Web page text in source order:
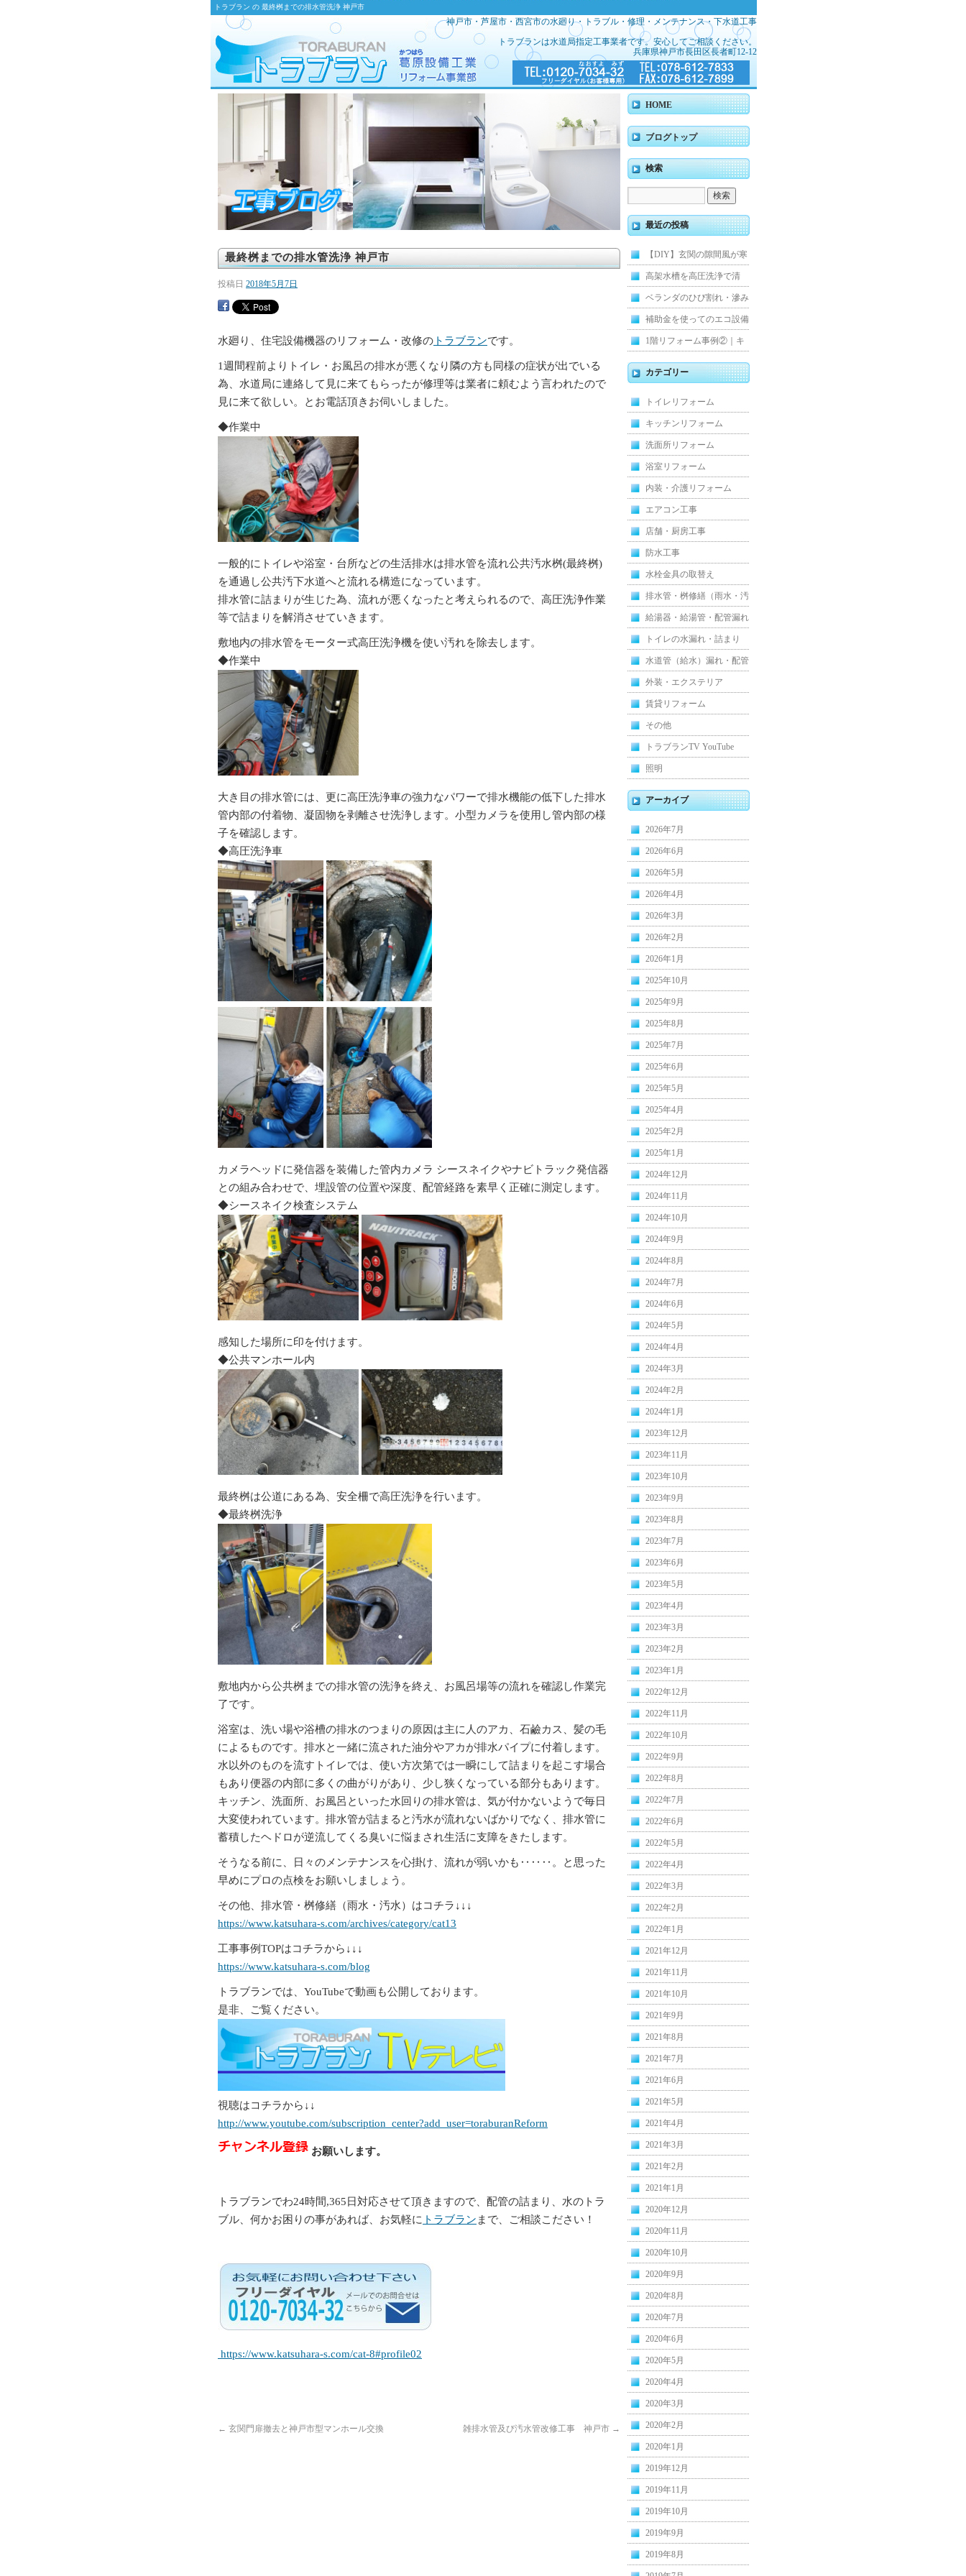
トラブラン の 最終桝までの排水管洗浄 神戸市
神戸市・芦屋市・西宮市の水廻り・トラブル・修理・メンテナンス・下水道工事
トラブランは水道局指定工事業者です。安心してご相談ください。
兵庫県神戸市長田区長者町12-12
最終桝までの排水管洗浄 神戸市
投稿日 2018年5月7日
水廻り、住宅設備機器のリフォーム・改修の トラブランです。
1週間程前よりトイレ・お風呂の排水が悪くなり隣の方も同様の症状が出でいる
為、水道局に連絡して見に来てもらったが修理等は業者に頼むよう言われたので
見に来て欲しい。とお電話頂きお伺いしました。
◆作業中
一般的にトイレや浴室・台所などの生活排水は排水管を流れ公共汚水桝(最終桝)
を通過し公共汚下水道へと流れる構造になっています。
排水管に詰まりが生じた為、流れが悪くなったと考えられるので、高圧洗浄作業
等で詰まりを解消させていきます。
敷地内の排水管をモーター式高圧洗浄機を使い汚れを除去します。
◆作業中
大き目の排水管には、更に高圧洗浄車の強力なパワーで排水機能の低下した排水
管内部の付着物、凝固物を剥離させ洗浄します。小型カメラを使用し管内部の様
子を確認します。
◆高圧洗浄車
カメラヘッドに発信器を装備した管内カメラ シースネイクやナビトラック発信器
との組み合わせで、埋設管の位置や深度、配管経路を素早く正確に測定します。
◆シースネイク検査システム
感知した場所に印を付けます。
◆公共マンホール内
最終桝は公道にある為、安全柵で高圧洗浄を行います。
◆最終桝洗浄
敷地内から公共桝までの排水管の洗浄を終え、お風呂場等の流れを確認し作業完
了です。
浴室は、洗い場や浴槽の排水のつまりの原因は主に人のアカ、石鹼カス、髪の毛
によるものです。排水と一緒に流された油分やアカが排水パイプに付着します。
水以外のものを流すトイレでは、使い方次第では一瞬にして詰まりを起こす場合
もあり便器の内部に多くの曲がりがあり、少し狭くなっている部分もあります。
キッチン、洗面所、お風呂といった水回りの排水管は、気が付かないようで毎日
大変使われています。排水管が詰まると汚水が流れないばかりでなく、排水管に
蓄積したヘドロが逆流してくる臭いに悩まされ生活に支障をきたします。
そうなる前に、日々のメンテナンスを心掛け、流れが弱いかも‥‥‥。と思った
早めにプロの点検をお願いしましょう。
その他、排水管・桝修繕（雨水・汚水）はコチラ↓↓↓
https://www.katsuhara-s.com/archives/category/cat13
工事事例TOPはコチラから↓↓↓
https://www.katsuhara-s.com/blog
トラブランでは、YouTubeで動画も公開しております。
是非、ご覧ください。
視聴はコチラから↓↓
http://www.youtube.com/subscription_center?add_user=toraburanReform
お願いします。
トラブランでわ24時間,365日対応させて頂きますので、配管の詰まり 、水の トラ
ブル、何かお困りの事があれば、お気軽に トラブラン まで、ご相談こださい！
https://www.katsuhara-s.com/cat-8#profile02
← 玄関門扉撤去と神戸市型マンホール交換 雑排水管及び汚水管改修工事 神戸市 →
HOME
ブログトップ
検索
最近の投稿
【DIY】玄関の隙間風が寒
くて断熱ドアに交換しまし
た
高架水槽を高圧洗浄で清
掃！衛生的な給水環境を維
持｜施工事例
ベランダのひび割れ・滲み
を解消！賃貸マンション防
水工事
補助金を使ってのエコ設備
住宅リフォーム
1階リフォーム事例②｜キ
ッチン・床・収納を一新
し、扉新設で動線を整えた
全面改修
カテゴリー
トイレリフォーム
キッチンリフォーム
洗面所リフォーム
浴室リフォーム
内装・介護リフォーム
エアコン工事
店舗・厨房工事
防水工事
水栓金具の取替え
排水管・桝修繕（雨水・汚
水）
給湯器・給湯管・配管漏れ
トイレの水漏れ・詰まり
水道管（給水）漏れ・配管
外装・エクステリア
賃貸リフォーム
その他
トラブランTV YouTube
照明
アーカイブ
2026年7月
2026年6月
2026年5月
2026年4月
2026年3月
2026年2月
2026年1月
2025年10月
2025年9月
2025年8月
2025年7月
2025年6月
2025年5月
2025年4月
2025年2月
2025年1月
2024年12月
2024年11月
2024年10月
2024年9月
2024年8月
2024年7月
2024年6月
2024年5月
2024年4月
2024年3月
2024年2月
2024年1月
2023年12月
2023年11月
2023年10月
2023年9月
2023年8月
2023年7月
2023年6月
2023年5月
2023年4月
2023年3月
2023年2月
2023年1月
2022年12月
2022年11月
2022年10月
2022年9月
2022年8月
2022年7月
2022年6月
2022年5月
2022年4月
2022年3月
2022年2月
2022年1月
2021年12月
2021年11月
2021年10月
2021年9月
2021年8月
2021年7月
2021年6月
2021年5月
2021年4月
2021年3月
2021年2月
2021年1月
2020年12月
2020年11月
2020年10月
2020年9月
2020年8月
2020年7月
2020年6月
2020年5月
2020年4月
2020年3月
2020年2月
2020年1月
2019年12月
2019年11月
2019年10月
2019年9月
2019年8月